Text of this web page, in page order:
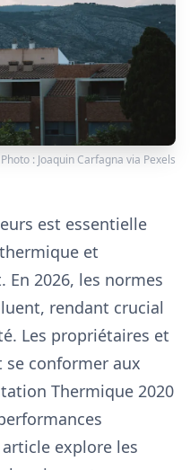
Photo : Joaquin Carfagna via Pexels
est essentielle
et
2026, les normes
rendant crucial
Les propriétaires et
conformer aux
Thermique 2020
explore les